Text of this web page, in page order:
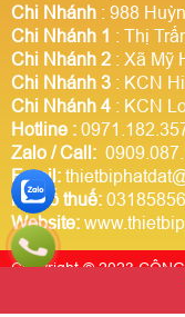
Chi Nhánh : 988
Chi Nhánh 1 : Thị
Chi Nhánh 2 : Xã Mỹ
Chi Nhánh 3 : KCN
Chi Nhánh 4 : KCN
Hotline :
Zalo / Call:
Email:
Mã số thuế:
Website:
Copyright © 2023
Thiết kế website
Trực tuyến:2 Hôm